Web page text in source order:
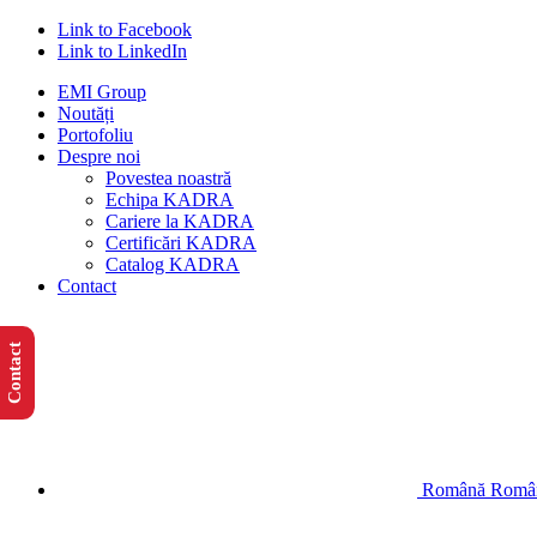
Link to Facebook
Link to LinkedIn
EMI Group
Noutăți
Portofoliu
Despre noi
Povestea noastră
Echipa KADRA
Cariere la KADRA
Certificări KADRA
Catalog KADRA
Contact
Română
Contact